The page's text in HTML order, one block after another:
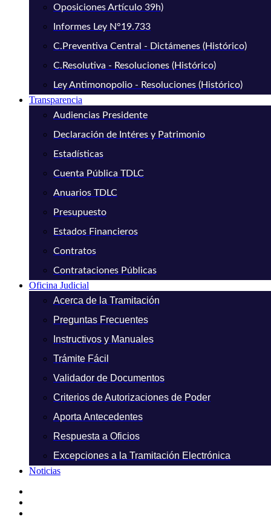
Oposiciones Artículo 39h)
Informes Ley N°19.733
C.Preventiva Central - Dictámenes (Histórico)
C.Resolutiva - Resoluciones (Histórico)
Ley Antimonopolio - Resoluciones (Histórico)
Transparencia
Audiencias Presidente
Declaración de Intéres y Patrimonio
Estadísticas
Cuenta Pública TDLC
Anuarios TDLC
Presupuesto
Estados Financieros
Contratos
Contrataciones Públicas
Oficina Judicial
Acerca de la Tramitación
Preguntas Frecuentes
Instructivos y Manuales
Trámite Fácil
Validador de Documentos
Criterios de Autorizaciones de Poder
Aporta Antecedentes
Respuesta a Oficios
Excepciones a la Tramitación Electrónica
Noticias